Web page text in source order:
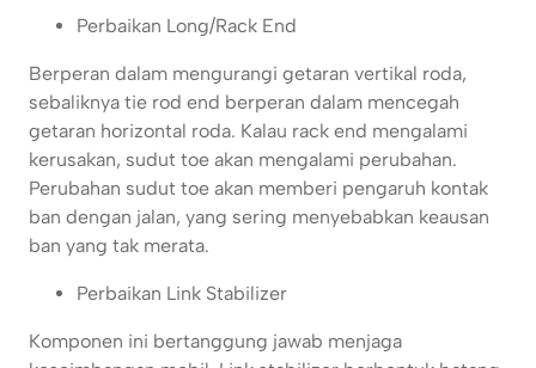
Perbaikan Long/Rack End
Berperan dalam mengurangi getaran vertikal roda,
sebaliknya tie rod end berperan dalam mencegah
getaran horizontal roda. Kalau rack end mengalami
kerusakan, sudut toe akan mengalami perubahan.
Perubahan sudut toe akan memberi pengaruh kontak
ban dengan jalan, yang sering menyebabkan keausan
ban yang tak merata.
Perbaikan Link Stabilizer
Komponen ini bertanggung jawab menjaga